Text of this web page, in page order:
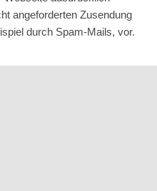
angeforderten Zusendung
durch Spam-Mails, vor.